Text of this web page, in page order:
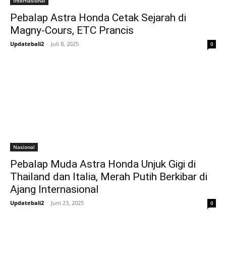
Pebalap Astra Honda Cetak Sejarah di
Magny‑Cours, ETC Prancis
Updatebali2 - Juli 8, 2025 0
Nasional
Pebalap Muda Astra Honda Unjuk Gigi di
Thailand dan Italia, Merah Putih Berkibar di
Ajang Internasional
Updatebali2 - Juni 23, 2025 0